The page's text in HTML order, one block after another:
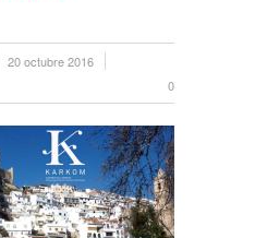
20 octubre 2016
0